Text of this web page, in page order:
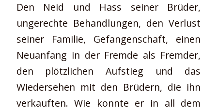
Den Neid und Hass seiner Brüder,
ungerechte Behandlungen, den Verlust
seiner Familie, Gefangenschaft, einen
Neuanfang in der Fremde als Fremder,
den plötzlichen Aufstieg und das
Wiedersehen mit den Brüdern, die ihn
verkauften. Wie konnte er in all dem